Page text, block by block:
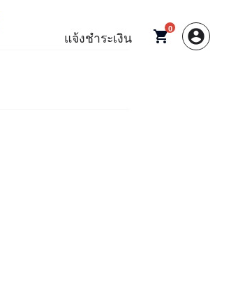
แจ้งชำระเงิน shopping_cart0 account_circle